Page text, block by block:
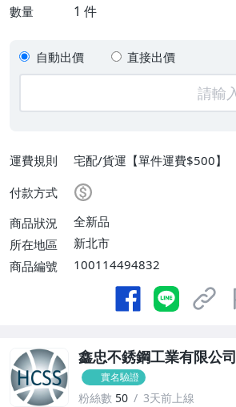
數量 1 件
自動出價 直接出價
運費規則
宅配/貨運【單件運費$500】
付款方式
商品狀況
全新品
所在地區
新北市
商品編號
100114494832
鑫忠不銹鋼工業有限公司
實名驗證
粉絲數 50 3天前上線